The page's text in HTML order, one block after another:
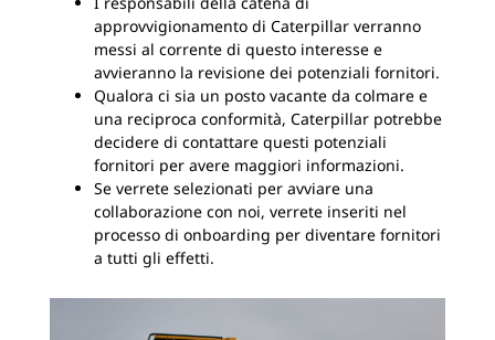
approvvigionamento di Caterpillar verranno
messi al corrente di questo interesse e
avvieranno la revisione dei potenziali fornitori.
Qualora ci sia un posto vacante da colmare e
una reciproca conformità, Caterpillar potrebbe
decidere di contattare questi potenziali
fornitori per avere maggiori informazioni.
Se verrete selezionati per avviare una
collaborazione con noi, verrete inseriti nel
processo di onboarding per diventare fornitori
a tutti gli effetti.